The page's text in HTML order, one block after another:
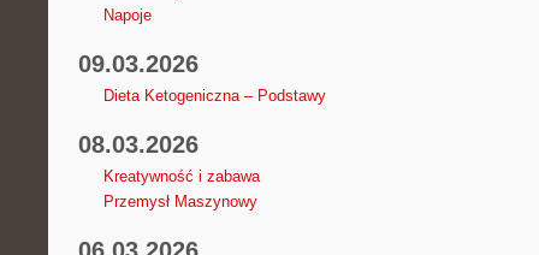
Napoje
09.03.2026
Dieta Ketogeniczna – Podstawy
08.03.2026
Kreatywność i zabawa
Przemysł Maszynowy